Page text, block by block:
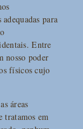
para
Entre
nosso poder
físicos cujo
áreas
tratamos em